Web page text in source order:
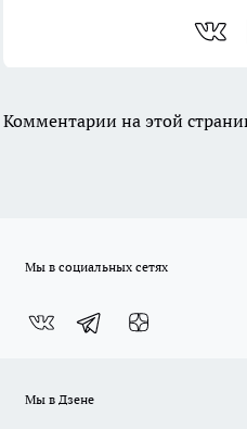
Комментарии на этой
Мы в социальных сетях
Мы в Дзене